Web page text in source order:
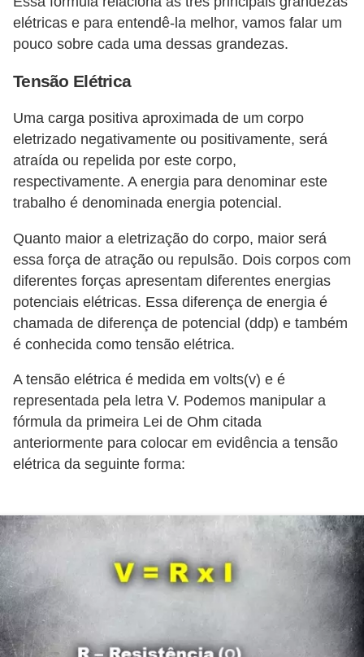
elétricas e para entendê-la melhor, vamos falar um
pouco sobre cada uma dessas grandezas.
Tensão Elétrica
Uma carga positiva aproximada de um corpo
eletrizado negativamente ou positivamente, será
atraída ou repelida por este corpo,
respectivamente. A energia para denominar este
trabalho é denominada energia potencial.
Quanto maior a eletrização do corpo, maior será
essa força de atração ou repulsão. Dois corpos com
diferentes forças apresentam diferentes energias
potenciais elétricas. Essa diferença de energia é
chamada de diferença de potencial (ddp) e também
é conhecida como tensão elétrica.
A tensão elétrica é medida em volts(v) e é
representada pela letra V. Podemos manipular a
fórmula da primeira Lei de Ohm citada
anteriormente para colocar em evidência a tensão
elétrica da seguinte forma:
e
C
u
s
o
s
d
e
é
t
r
c
a
e
m
í
e
o
F
a